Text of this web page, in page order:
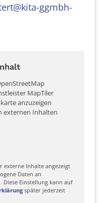
ggmbh-
MapTiler
anzuzeigen
externen Inhalten
externe Inhalte angezeigt
Daten an
Einstellung kann auf
später jederzeit